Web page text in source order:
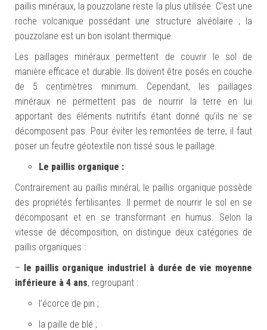
paillis minéraux, la pouzzolane reste la plus utilisée. C’est une
roche volcanique possédant une structure alvéolaire ; la
pouzzolane est un bon isolant thermique.
Les paillages minéraux permettent de couvrir le sol de
manière efficace et durable. Ils doivent être posés en couche
de 5 centimètres minimum. Cependant, les paillages
minéraux ne permettent pas de nourrir la terre en lui
apportant des éléments nutritifs étant donné qu’ils ne se
décomposent pas. Pour éviter les remontées de terre, il faut
poser un feutre géotextile non tissé sous le paillage.
Le paillis organique :
Contrairement au paillis minéral, le paillis organique possède
des propriétés fertilisantes. Il permet de nourrir le sol en se
décomposant et en se transformant en humus. Selon la
vitesse de décomposition, on distingue deux catégories de
paillis organiques :
– le paillis organique industriel à durée de vie moyenne
inférieure à 4 ans, regroupant :
l’écorce de pin ;
la paille de blé ;